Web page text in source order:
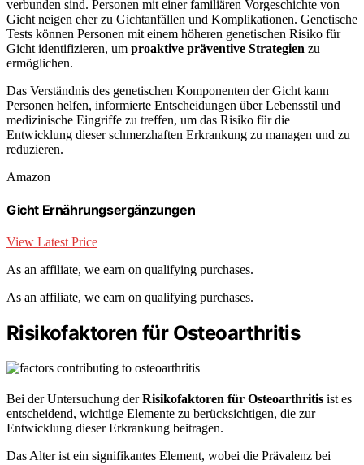
verbunden sind. Personen mit einer familiären Vorgeschichte von
Gicht neigen eher zu Gichtanfällen und Komplikationen. Genetische
Tests können Personen mit einem höheren genetischen Risiko für
Gicht identifizieren, um proaktive präventive Strategien zu
ermöglichen.
Das Verständnis des genetischen Komponenten der Gicht kann
Personen helfen, informierte Entscheidungen über Lebensstil und
medizinische Eingriffe zu treffen, um das Risiko für die
Entwicklung dieser schmerzhaften Erkrankung zu managen und zu
reduzieren.
Amazon
Gicht Ernährungsergänzungen
View Latest Price
As an affiliate, we earn on qualifying purchases.
As an affiliate, we earn on qualifying purchases.
Risikofaktoren für Osteoarthritis
Bei der Untersuchung derRisikofaktoren für Osteoarthritis ist es
entscheidend, wichtige Elemente zu berücksichtigen, die zur
Entwicklung dieser Erkrankung beitragen.
Das Alter ist ein signifikantes Element, wobei die Prävalenz bei